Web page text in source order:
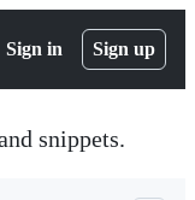
Sign in Sign up
snippets.